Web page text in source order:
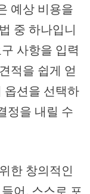
예상 비용을
중 하나입니
사항을 입력
적을 쉽게 얻
옵션을 선택하
정을 내릴 수
한 창의적인